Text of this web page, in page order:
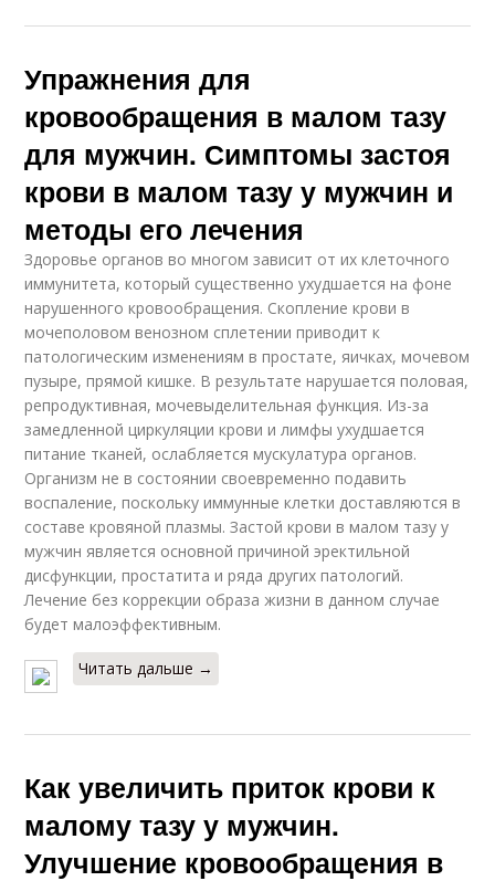
Упражнения для
кровообращения в малом тазу
для мужчин. Симптомы застоя
крови в малом тазу у мужчин и
методы его лечения
Здоровье органов во многом зависит от их клеточного
иммунитета, который существенно ухудшается на фоне
нарушенного кровообращения. Скопление крови в
мочеполовом венозном сплетении приводит к
патологическим изменениям в простате, яичках, мочевом
пузыре, прямой кишке. В результате нарушается половая,
репродуктивная, мочевыделительная функция. Из-за
замедленной циркуляции крови и лимфы ухудшается
питание тканей, ослабляется мускулатура органов.
Организм не в состоянии своевременно подавить
воспаление, поскольку иммунные клетки доставляются в
составе кровяной плазмы. Застой крови в малом тазу у
мужчин является основной причиной эректильной
дисфункции, простатита и ряда других патологий.
Лечение без коррекции образа жизни в данном случае
будет малоэффективным.
Читать дальше →
Как увеличить приток крови к
малому тазу у мужчин.
Улучшение кровообращения в